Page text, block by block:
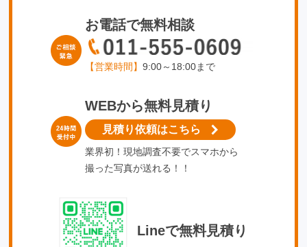
お電話で無料相談
【営業時間】 9:00～18:00まで
WEBから無料見積り
見積り依頼はこちら
業界初！現地調査不要でスマホから
撮った写真が送れる！！
Lineで無料見積り